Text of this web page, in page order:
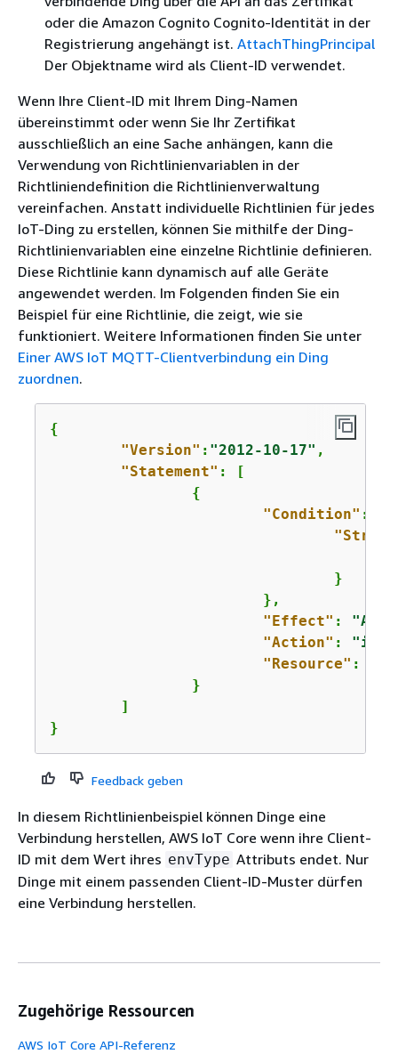
oder die Amazon Cognito Cognito-Identität in der
Registrierung angehängt ist. AttachThingPrincipal
Der Objektname wird als Client-ID verwendet.
Wenn Ihre Client-ID mit Ihrem Ding-Namen
übereinstimmt oder wenn Sie Ihr Zertifikat
ausschließlich an eine Sache anhängen, kann die
Verwendung von Richtlinienvariablen in der
Richtliniendefinition die Richtlinienverwaltung
vereinfachen. Anstatt individuelle Richtlinien für jedes
IoT-Ding zu erstellen, können Sie mithilfe der Ding-
Richtlinienvariablen eine einzelne Richtlinie definieren.
Diese Richtlinie kann dynamisch auf alle Geräte
angewendet werden. Im Folgenden finden Sie ein
Beispiel für eine Richtlinie, die zeigt, wie sie
funktioniert. Weitere Informationen finden Sie unter
Einer AWS IoT MQTT-Clientverbindung ein Ding
zuordnen.
{
"Version" : "2012-10-17" ,
"Statement" : [
{
"Condition" :
"Effect" :
"Action" :
"Resource" :
}
Feedback geben
In diesem Richtlinienbeispiel können Dinge eine
Verbindung herstellen, AWS IoT Core wenn ihre Client-
ID mit dem Wert ihres envType Attributs endet. Nur
Dinge mit einem passenden Client-ID-Muster dürfen
eine Verbindung herstellen.
Zugehörige Ressourcen
AWS IoT Core API-Referenz